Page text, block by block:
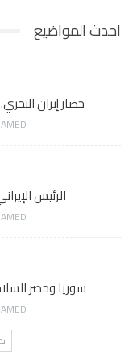
احدث المواضيع
حصار إيران
الرئيس
سوريا وحصر